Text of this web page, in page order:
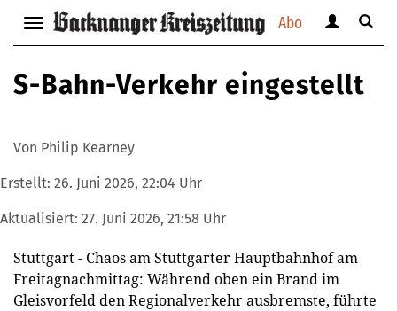
Abo
Navigation
anzeigen
verbergen
anzeigen
verbergen
Suche
S-Bahn-Verkehr eingestellt
Von Philip Kearney
Erstellt: 26. Juni 2026, 22:04 Uhr
Aktualisiert: 27. Juni 2026, 21:58 Uhr
Stuttgart - Chaos am Stuttgarter Hauptbahnhof am
Freitagnachmittag: Während oben ein Brand im
Gleisvorfeld den Regionalverkehr ausbremste, führte